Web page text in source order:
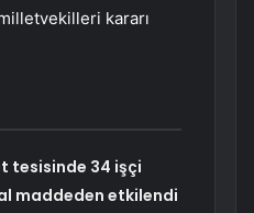
kararı
tesisinde 34 işçi
maddeden etkilendi